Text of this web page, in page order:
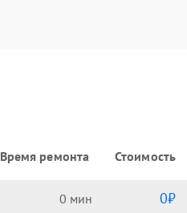
Время ремонта Стоимость
0 0